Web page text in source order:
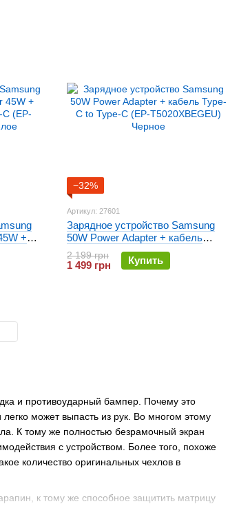
и противоударный бампер. Почему это
может выпасть из рук. Во многом этому
К тому же полностью безрамочный экран
с устройством. Более того, похоже
количество оригинальных чехлов в
к тому же способное защитить матрицу
+
−32%
Артикул: 27601
Зарядное устройство Samsung
50W Power Adapter + кабель
Type-C to Type-C (EP-
T5020XBEGEU) Черное
2 199 грн
1 499 грн Купить